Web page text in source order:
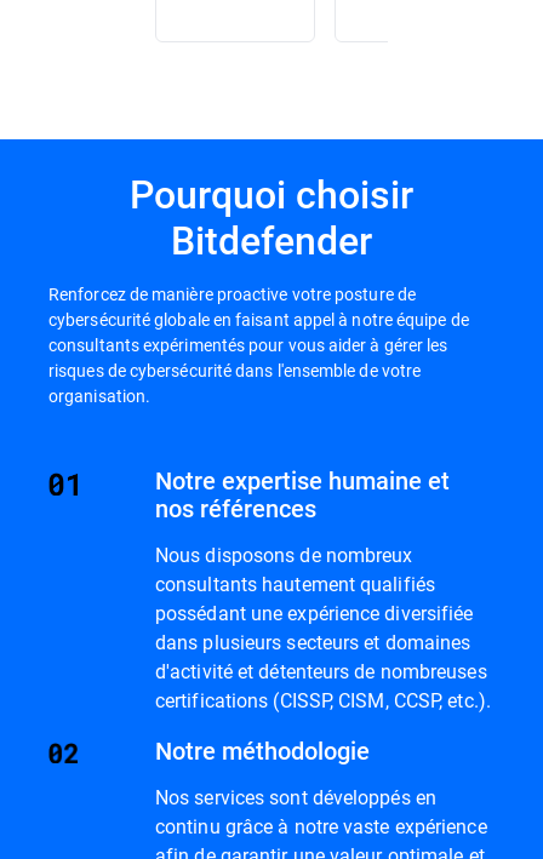
Pourquoi choisir
Bitdefender
Renforcez de manière proactive votre posture de
cybersécurité globale en faisant appel à notre équipe de
consultants expérimentés pour vous aider à gérer les
risques de cybersécurité dans l'ensemble de votre
organisation.
Notre expertise humaine et
nos références
Nous disposons de nombreux
consultants hautement qualifiés
possédant une expérience diversifiée
dans plusieurs secteurs et domaines
d'activité et détenteurs de nombreuses
certifications (CISSP, CISM, CCSP, etc.).
Notre méthodologie
Nos services sont développés en
continu grâce à notre vaste expérience